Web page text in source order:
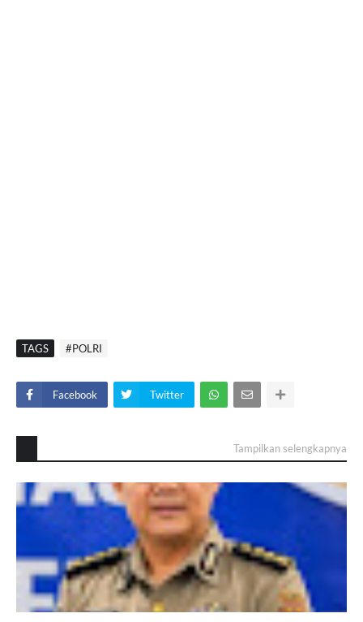
TAGS #POLRI
Facebook Twitter
Tampilkan selengkapnya